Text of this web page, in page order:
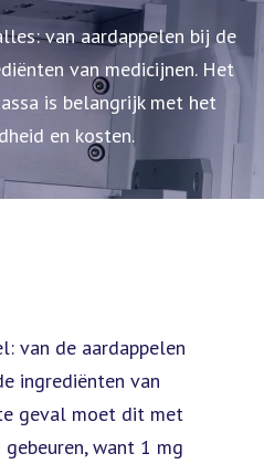
van aardappelen bij de
van medicijnen. Het
is belangrijk met het
en kosten.
van de aardappelen
ingrediënten van
geval moet dit met
want 1 mg